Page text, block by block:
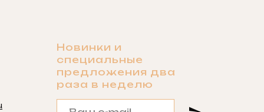
Новинки и
специальные
предложения два
раза в неделю